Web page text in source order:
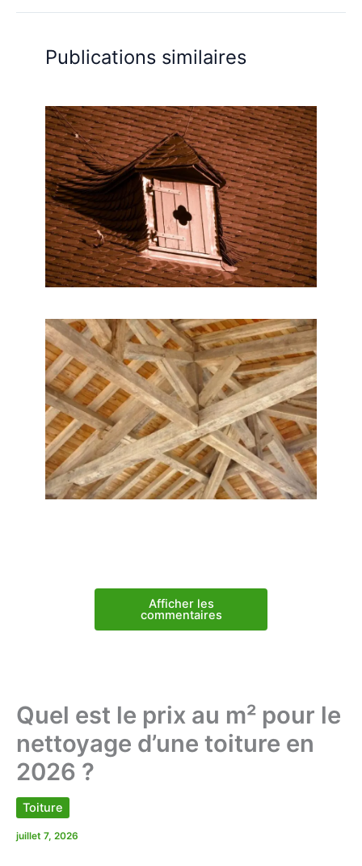
Publications similaires
Afficher les
commentaires
Quel est le prix au m² pour le
nettoyage d’une toiture en
2026 ?
Toiture
juillet 7, 2026